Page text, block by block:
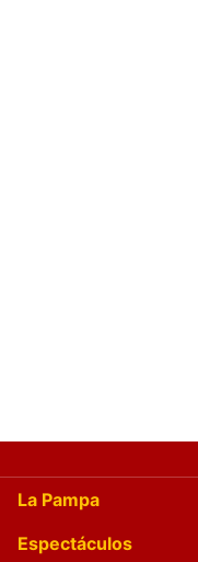
La Pampa
Espectáculos